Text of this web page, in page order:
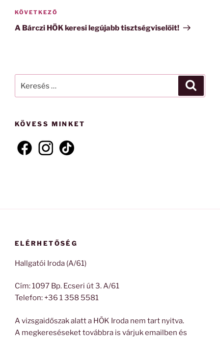
Következő
bejegyzés
KÖVETKEZŐ
A Bárczi HÖK keresi legújabb tisztségviselőit!
KÖVESS MINKET
ELÉRHETŐSÉG
Hallgatói Iroda (A/61)
Cím: 1097 Bp. Ecseri út 3. A/61
Telefon: +36 1 358 5581
A vizsgaidőszak alatt a HÖK Iroda nem tart nyitva.
A megkereséseket továbbra is várjuk emailben és